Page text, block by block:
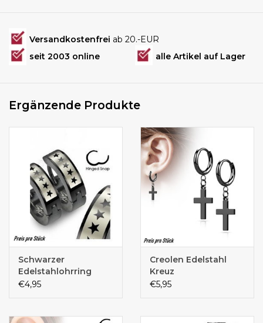
Versandkostenfrei ab 20.-EUR
seit 2003 online
alle Artikel auf Lager
Ergänzende Produkte
Schwarzer
Edelstahlohrring
€4,95
Creolen Edelstahl
Kreuz
€5,95